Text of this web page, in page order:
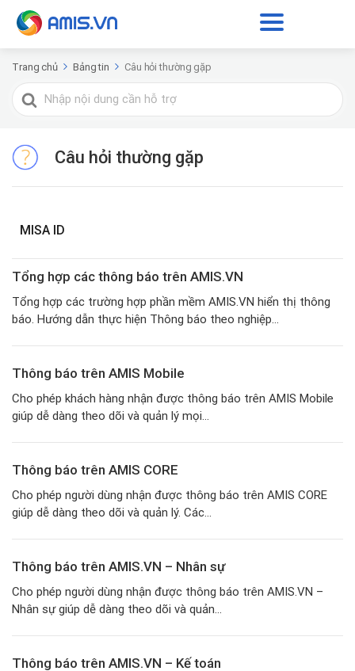
Trang chủ Bảng tin Câu hỏi thường gặp
Tìm
kiếm
Câu hỏi thường gặp
MISA ID
Tổng hợp các thông báo trên AMIS.VN
Tổng hợp các trường hợp phần mềm AMIS.VN hiển thị thông
báo. Hướng dẫn thực hiện Thông báo theo nghiệp...
Thông báo trên AMIS Mobile
Cho phép khách hàng nhận được thông báo trên AMIS Mobile
giúp dễ dàng theo dõi và quản lý mọi...
Thông báo trên AMIS CORE
Cho phép người dùng nhận được thông báo trên AMIS CORE
giúp dễ dàng theo dõi và quản lý. Các...
Thông báo trên AMIS.VN – Nhân sự
Cho phép người dùng nhận được thông báo trên AMIS.VN –
Nhân sự giúp dễ dàng theo dõi và quản...
Thông báo trên AMIS.VN – Kế toán